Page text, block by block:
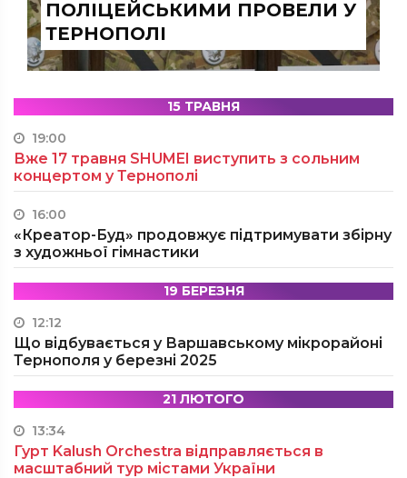
ПОЛІЦЕЙСЬКИМИ ПРОВЕЛИ У
ТЕРНОПОЛІ
15 ТРАВНЯ
19:00
Вже 17 травня SHUMEI виступить з сольним
концертом у Тернополі
16:00
«Креатор-Буд» продовжує підтримувати збірну
з художньої гімнастики
19 БЕРЕЗНЯ
12:12
Що відбувається у Варшавському мікрорайоні
Тернополя у березні 2025
21 ЛЮТОГО
13:34
Гурт Kalush Orchestra відправляється в
масштабний тур містами України